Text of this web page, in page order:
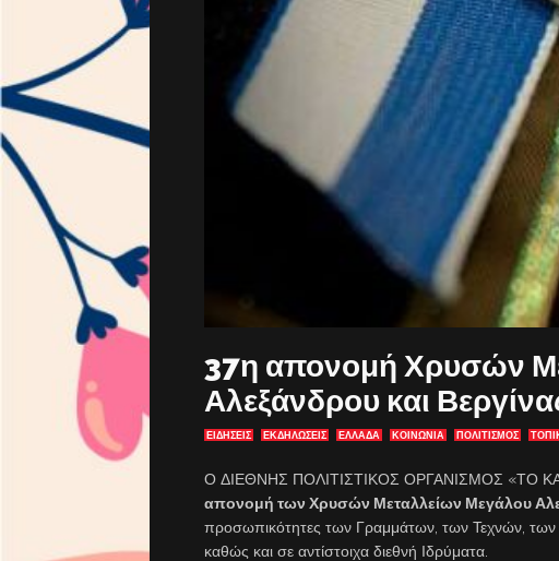
37η απονομή Χρυσών
Αλεξάνδρου και
ΕΙΔΗΣΕΙΣ ΕΚΔΗΛΏΣΕΙΣ ΕΛΛΑΔΑ ΚΟΙΝΩΝΙΑ ΠΟΛΙΤΙΣΜΟΣ
Ο ΔΙΕΘΝΗΣ ΠΟΛΙΤΙΣΤΙΚΟΣ ΟΡΓΑΝΙΣΜΟΣ «ΤΟ
απονομή των Χρυσών Μεταλλείων Μεγάλου
προσωπικότητες των Γραμμάτων, των Τεχνών,
καθώς και σε αντίστοιχα διεθνή Ιδρύματα.